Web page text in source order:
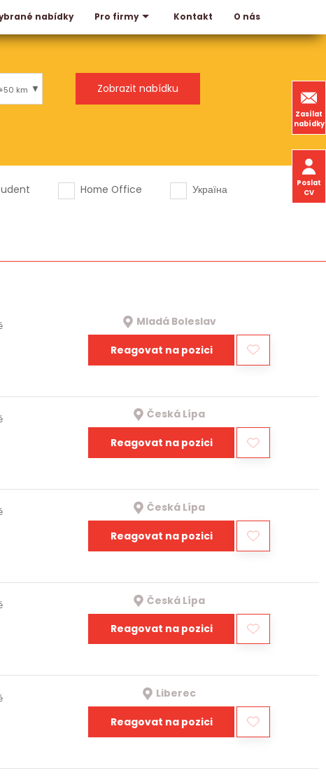
nabídky Pro firmy Kontakt O nás
Zasílat
nabídky
Poslat
CV
km
Home Office
Україна
Mladá Boleslav
Reagovat na pozici
Česká Lípa
Reagovat na pozici
Česká Lípa
Reagovat na pozici
Česká Lípa
Reagovat na pozici
Liberec
Reagovat na pozici